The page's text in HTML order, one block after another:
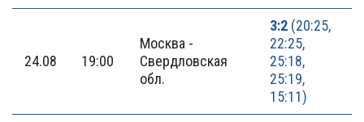
24.08 19:00
Москва -
Свердловская
обл.
3:2 (20:25,
22:25,
25:18,
25:19,
15:11)